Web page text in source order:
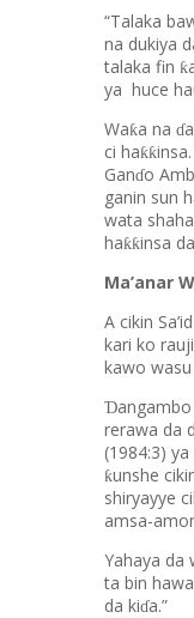
“Talaka
na dukiya
talaka fin ƙ
ya huce
Waƙa na ɗ
ci haƙƙ
Ganɗo
ganin sun
wata
haƙƙinsa
Ma’anar
A cikin
kari ko
kawo wasu
Ɗ
rerawa da
(1984:3)
ƙunshe
shiryayye
amsa-
Yahaya da
ta bin
da kiɗa.”